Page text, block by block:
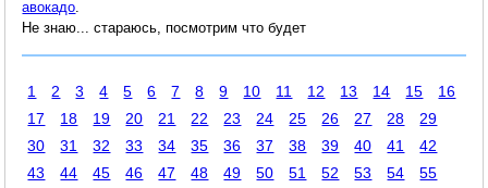
авокадо
Не знаю... стараюсь, посмотрим что будет
1 2 3 4 5 6 7 8 9 10 11 12 13 14 15
16
17
18 19 20 21 22 23 24 25 26 27 28
29
30
31 32 33 34 35 36 37 38 39 40 41
42
43
44 45 46 47 48 49 50 51 52 53 54
55